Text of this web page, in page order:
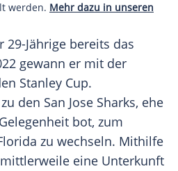
werden. Mehr dazu in unseren
29-Jährige bereits das
gewann er mit der
Stanley Cup.
den San Jose Sharks, ehe
bot, zum
zu wechseln. Mithilfe
eine Unterkunft